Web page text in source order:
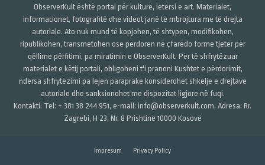
ObserverKult është portal për kulturë, letërsi e art. Materialet,
informacionet, fotografitë dhe videot janë të mbrojtura me të drejta
autoriale. Ato nuk mund të kopjohen, të shtypen, modifikohen,
ripublikohen, transmetohen ose përdoren në çfarëdo forme tjetër për
qëllime përfitimi, pa miratimin e ObserverKult. Për të shfrytëzuar
materialet e këtij portali, obligoheni t'i pranoni Kushtet e përdorimit,
ndërsa shfrytëzimi pa lejen paraprake konsiderohet shkelje e drejtave
autoriale dhe sanksionohet me dispozitat ligjore në fuqi.
Kontakti: Tel: + 381 38 244 951, e-mail: info@observerkult.com, Adresa: Rr.
Zagrebi, H 23, Nr. 8 Prishtinë 10000 Kosovë
Impresum Privacy Policy